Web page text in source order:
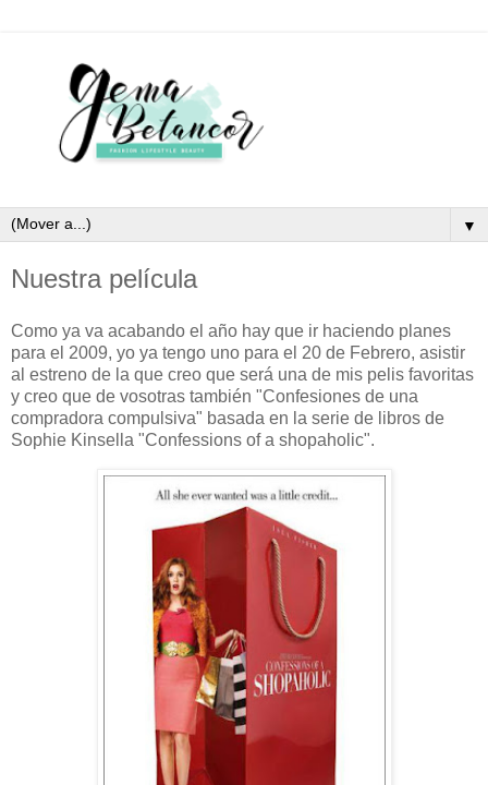
▼
Nuestra película
Como ya va acabando el año hay que ir haciendo planes
para el 2009, yo ya tengo uno para el 20 de Febrero, asistir
al estreno de la que creo que será una de mis pelis favoritas
y creo que de vosotras también "Confesiones de una
compradora compulsiva" basada en la serie de libros de
Sophie Kinsella "Confessions of a shopaholic".